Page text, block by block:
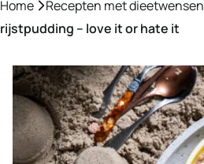
Home »Recepten met dieetwensen
rijstpudding – love it or hate it